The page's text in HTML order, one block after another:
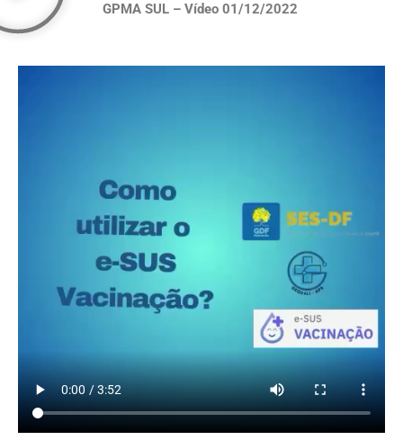
GPMA SUL – Vídeo 01/12/2022